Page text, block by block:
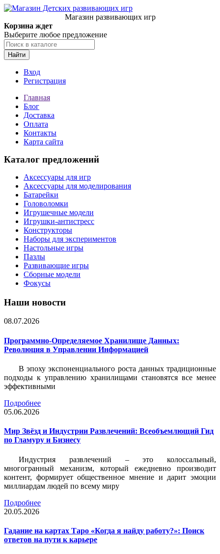
Магазин развивающих игр
Корзина ждет
Выберите любое предложение
Найти
Вход
Регистрация
Главная
Блог
Доставка
Оплата
Контакты
Карта сайта
Каталог предложений
Аксессуары для игр
Аксессуары для моделирования
Батарейки
Головоломки
Игрушечные модели
Игрушки-антистресс
Конструкторы
Наборы для экспериментов
Настольные игры
Пазлы
Развивающие игры
Сборные модели
Фокусы
Наши новости
08.07.2026
Программно-Определяемое Хранилище Данных:
Революция в Управлении Информацией
В эпоху экспоненциального роста данных традиционные
подходы к управлению хранилищами становятся все менее
эффективными
Подробнее
05.06.2026
Мир Звёзд и Индустрии Развлечений: Всеобъемлющий Гид
по Гламуру и Бизнесу
Индустрия развлечений – это колоссальный,
многогранный механизм, который ежедневно производит
контент, формирует общественное мнение и дарит эмоции
миллиардам людей по всему миру
Подробнее
20.05.2026
Гадание на картах Таро «Когда я найду работу?»: Поиск
ответов на пути к карьере